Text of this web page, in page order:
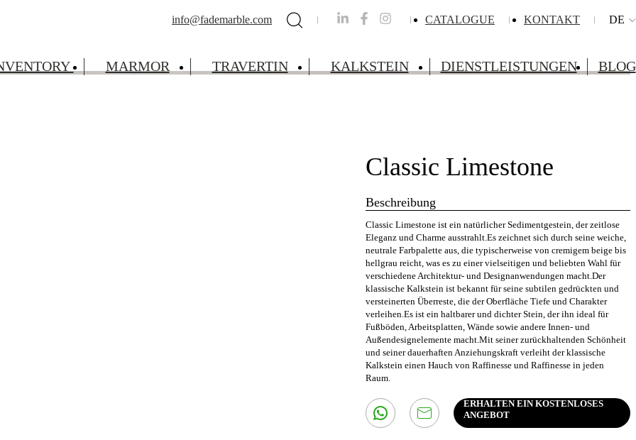
info@fademarble.com CATALOGUE KONTAKT DE
MARMOR TRAVERTIN KALKSTEIN DIENSTLEISTUNGEN BLOG
Classic Limestone
Beschreibung
Classic Limestone ist ein natürlicher Sedimentgestein, der zeitlose
Eleganz und Charme ausstrahlt.Es zeichnet sich durch seine weiche,
neutrale Farbpalette aus, die typischerweise von cremigem beige bis
hellgrau reicht, was es zu einer vielseitigen und beliebten Wahl für
verschiedene Architektur- und Designanwendungen macht.Der
klassische Kalkstein ist bekannt für seine subtilen gedrückten und
versteinerten Überreste, die der Oberfläche Tiefe und Charakter
verleihen.Es ist ein haltbarer und dichter Stein, der ihn ideal für
Fußböden, Arbeitsplatten, Wände sowie andere Innen- und
Außendesignelemente macht.Mit seiner zurückhaltenden Schönheit
und seiner dauerhaften Anziehungskraft verleiht der klassische
Kalkstein einen Hauch von Raffinesse und Raffinesse in jeden
Raum.
ERHALTEN EIN KOSTENLOSES
ANGEBOT